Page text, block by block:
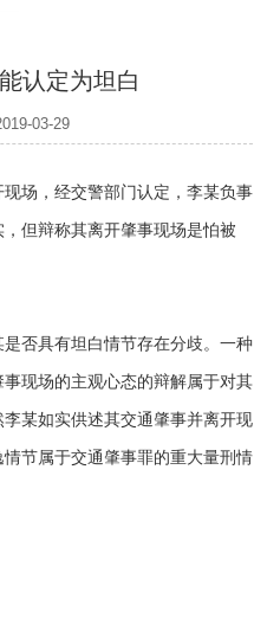
认定为坦白
03-29
场，经交警部门认定，李某负事
但辩称其离开肇事现场是怕被
否具有坦白情节存在分歧。一种
现场的主观心态的辩解属于对其
某如实供述其交通肇事并离开现
节属于交通肇事罪的重大量刑情